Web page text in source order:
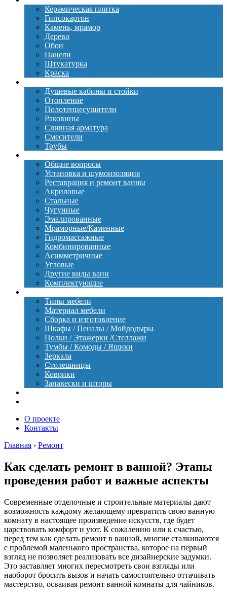
Керамическая плитка
Гипсокартон
Камень, мрамор
Дерево
Обои
Панели
Штукатурка
Краска
Душевые кабины и стойки
Отопление
Полотенцесушители
Раковины
Сливная арматура
Смесители
Трубы
Общие вопросы
Установка и шумоизоляция
Реставрация и ремонт ванны
Акриловые
Стальные
Чугунные
Эмалированные
Мраморные/Каменные
Гидромассажные
Комбинированные
Асимметричные
Угловые
Другие виды ванн
Комплектующие
Типы мебели
Материал мебели
Сборка и изготовление
Шкафы / Пеналы / Мойдодыры
Полки / Этажерки /Стеллажи
Тумбы / Комоды / Ящики
Зеркала
Столешницы
Коврики
Занавески и шторы
О проекте
Контакты
Главная › Ремонт
Как сделать ремонт в ванной? Этапы
проведения работ и важные аспекты
Современные отделочные и строительные материалы дают
возможность каждому желающему превратить свою ванную
комнату в настоящее произведение искусств, где будет
царствовать комфорт и уют. К сожалению или к счастью,
перед тем как сделать ремонт в ванной, многие сталкиваются
с проблемой маленького пространства, которое на первый
взгляд не позволяет реализовать все дизайнерские задумки.
Это заставляет многих пересмотреть свои взгляды или
наоборот бросить вызов и начать самостоятельно оттачивать
мастерство, осваивая ремонт ванной комнаты для чайников.